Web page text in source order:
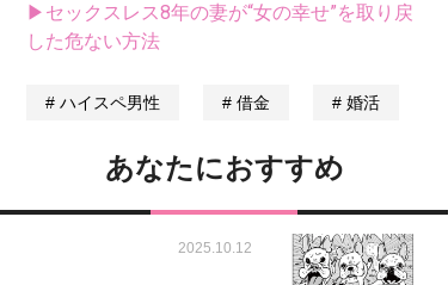
▶セックスレス8年の妻が“女の幸せ”を取り戻
した危ない方法
ハイスペ男性 借金 婚活
あなたにおすすめ
2025.10.12